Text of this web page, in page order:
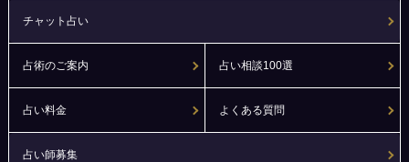
チャット占い
占術のご案内 占い相談100選
占い料金 よくある質問
占い師募集